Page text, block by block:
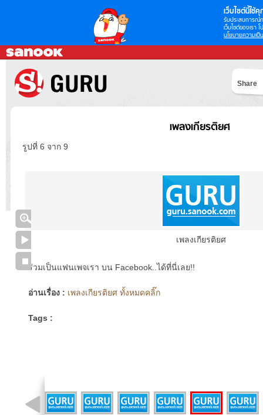
เว็บไซต์นี้ใช้คุ
รับประสบการณ์
เว็บไซต์ของเรา
นโยบายความเป็
Share
เพลงเกียรติยศ
รูปที่ 6 จาก 9
เพลงเกียรติยศ
ร่วมเป็นแฟนเพจเรา บน Facebook..ได้ที่นี่เลย!!
อ่านเรื่อง : เพลงเกียรติยศ ทั้งหมดคลิ๊ก
Tags :